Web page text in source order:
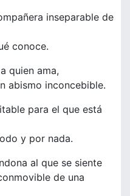
inseparable de
conoce.
quien ama,
abismo inconcebible.
para el que está
y por nada.
al que se siente
de una